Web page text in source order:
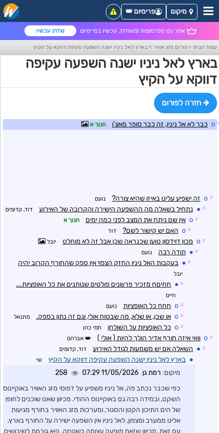
אתר נקי מפרסומות ומשודרג, עכשיו בפרימיום שדרג עכשיו
מיקום פרימיום 👑
עמוד הבית > פורום מזג אוויר > בארץ לאל ניניו ישנה השפעה עקיפה דווקא על הקיץ
בארץ לאל ניניו ישנה השפעה עקיפה
דווקא על הקיץ
חזרה לפורום
o כבר לא אל ניניו, זה כבר סופר מאצ'ו חנוך א
☼
o זה ישפיע עלינו באיזו שהיא צורה? נועם
☼
● נתחיל בשאלה מה ההשפעה הישירה והקרובה של האירוע דוד, קדומים
☼
o אין שם ניתח את המצב לפני כמה ימים חנוך א
☼
o האם יש קישור לשם? דוד
☼
o מכון דוידסון טוען שכנראה שכן אבל זה לא מוחלט יובל
☼
● תודה רבה נועם
☼
● בעקבות האל ניניו החזק הצפוי אין ספק שהחורף הקרוב יהיה
יובל
☼
● חחיםח מזכיר פרשנים פולטים שנותנים את כל האופציות...
חיים
☼
o חחח כל האופציות נועם
☼
o או שכן, או שלא, מה שבטוח אולי, וגם זה נתון בספק. מתנאל
☼
o כל האופציות על השולחן חמי כהן
☼
o וואי איזה חורף אדיר הולך להיות ( אולי ) אברהם
☼
● השאלה אם יש משמעות לגודל האירוע דוד, קדומים
● בארץ לאל ניניו ישנה השפעה עקיפה דווקא על הקיץ שי
מיקום: רמת גן 11/05/2026 07:29
258
כפי שכבר נכתב פה, אל ניניו משפיע על דפוסי מזג האוויר באוקיינוס
השקט, ובמידה רבה גם באוקיינוס ההודי. מכיוון שאנו שוכנים לחופו
של הים התיכון הקטן והסגור, ומערכות מזג האוויר בחורף מגיעות
אלינו ממערב ומצפון, לאל ניניו אין השפעה ישירה על החורף בארץ.
עם זאת, מכיוון שזאת תופעה עצומה בשטחה, היא גורמת לשיבושים